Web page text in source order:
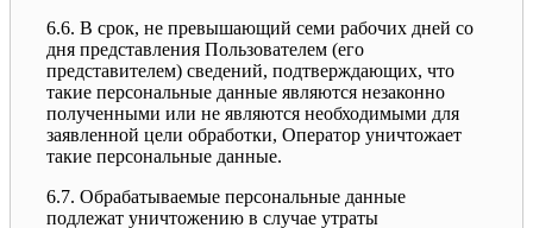
6.6. В срок, не превышающий семи рабочих дней со
дня представления Пользователем (его
представителем) сведений, подтверждающих, что
такие персональные данные являются незаконно
полученными или не являются необходимыми для
заявленной цели обработки, Оператор уничтожает
такие персональные данные.
6.7. Обрабатываемые персональные данные
подлежат уничтожению в случае утраты